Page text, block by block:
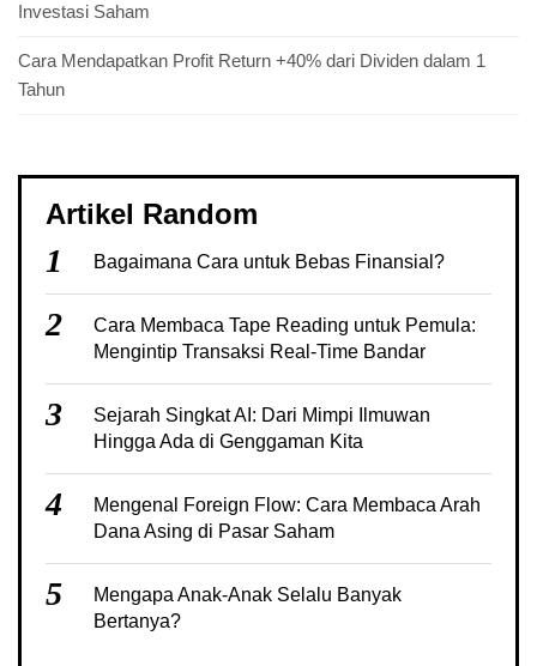
Investasi Saham
Cara Mendapatkan Profit Return +40% dari Dividen dalam 1
Tahun
Artikel Random
1 Bagaimana Cara untuk Bebas Finansial?
2
Cara Membaca Tape Reading untuk Pemula:
Mengintip Transaksi Real-Time Bandar
3
Sejarah Singkat AI: Dari Mimpi Ilmuwan
Hingga Ada di Genggaman Kita
4
Mengenal Foreign Flow: Cara Membaca Arah
Dana Asing di Pasar Saham
5
Mengapa Anak-Anak Selalu Banyak
Bertanya?